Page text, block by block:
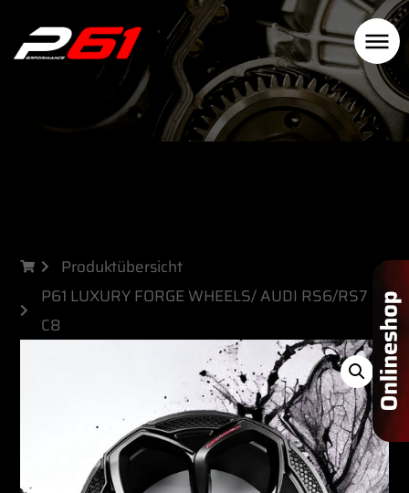
Produktübersicht
P61 LUXURY FORGE WHEELS/ AUDI RS6/RS7
C8